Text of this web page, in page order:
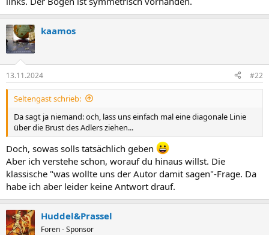
kaamos
13.11.2024 #22
Seltengast schrieb:
Da sagt ja niemand: och, lass uns einfach mal eine diagonale Linie
über die Brust des Adlers ziehen...
Doch, sowas solls tatsächlich geben
Aber ich verstehe schon, worauf du hinaus willst. Die
klassische "was wollte uns der Autor damit sagen"-Frage. Da
habe ich aber leider keine Antwort drauf.
Huddel&Prassel
Foren - Sponsor